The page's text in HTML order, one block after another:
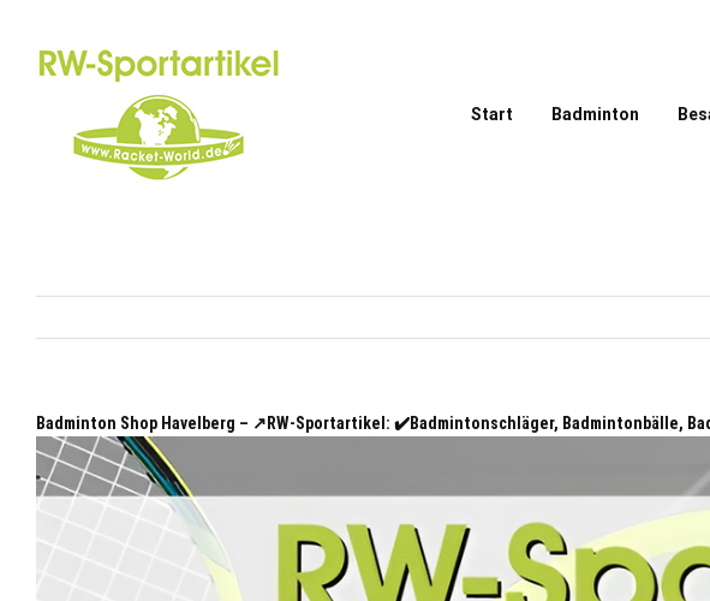
springen
Start Badminton
Badminton Shop Havelberg – ↗️RW-Sportartikel: ✔️Badmintonschläger, Badmintonbälle,